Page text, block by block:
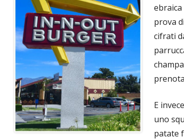
prova
cifrati
E
uno
patate